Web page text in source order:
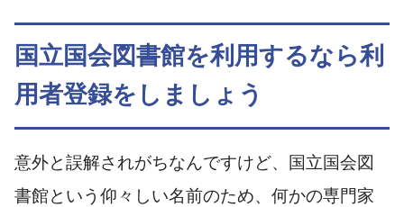
国立国会図書館を利用するなら利
用者登録をしましょう
意外と誤解されがちなんですけど、国立国会図
書館という仰々しい名前のため、何かの専門家